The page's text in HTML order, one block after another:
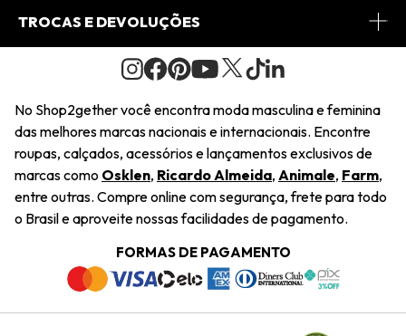
Journal
Saiu na Mídia
Sustentabilidade
Navegando
Termos e Condições
Trabalhe Conosco
Regulamento e Promoções
Minha Conta
Pedido de Presente
Wishlist
TROCAS E DEVOLUÇÕES
Condições Gerais
Troca Fácil
Restituição de Pagamento
Dúvidas Frequentes
Termos e Condições
Política de Privacidade
No Shop2gether você encontra moda masculina e feminina
das melhores marcas nacionais e internacionais. Encontre
roupas, calçados, acessórios e lançamentos exclusivos de
marcas como Osklen, Ricardo Almeida, Animale, Farm,
entre outras. Compre online com segurança, frete para todo
o Brasil e aproveite nossas facilidades de pagamento.
FORMAS DE PAGAMENTO